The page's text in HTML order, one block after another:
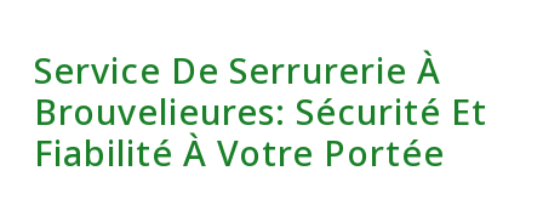
Service De Serrurerie À
Brouvelieures: Sécurité Et
Fiabilité À Votre Portée